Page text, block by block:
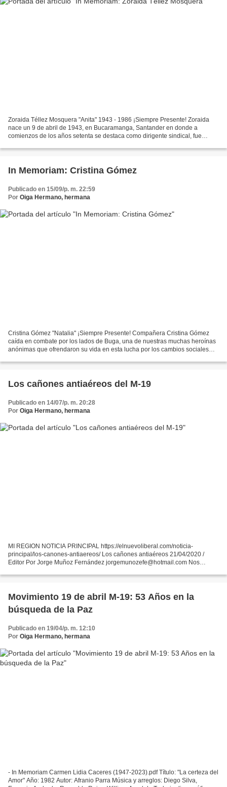
Zoraida Téllez Mosquera "Anita" 1943 - 1986 ¡Siempre Presente! Zoraida
nace un 9 de abril de 1943, en Bucaramanga, Santander en donde a
comienzos de los años setenta se destaca como dirigente sindical, fue
In Memoriam: Cristina Gómez
Publicado en 15/09/p. m. 22:59
Por Oiga Hermano, hermana
Cristina Gómez "Natalia" ¡Siempre Presente! Compañera Cristina Gómez
caída en combate por los lados de Buga, una de nuestras muchas heroínas
anónimas que ofrendaron su vida en esta lucha por los cambios sociales
Los cañones antiaéreos del M-19
Publicado en 14/07/p. m. 20:28
Por Oiga Hermano, hermana
MI REGION NOTICIA PRINCIPAL https://elnuevoliberal.com/noticia-
principal/los-canones-antiaereos/ Los cañones antiaéreos 21/04/2020 /
Editor Por Jorge Muñoz Fernández jorgemunozefe@hotmail.com Nos
Movimiento 19 de abril M-19: 53 Años en la
búsqueda de la Paz
Publicado en 19/04/p. m. 12:10
Por Oiga Hermano, hermana
- In Memoriam Carmen Lidia Caceres (1947-2023).pdf Título: "La certeza del
Amor" Año: 1982 Autor: Afranio Parra Música y arreglos: Diego Silva,